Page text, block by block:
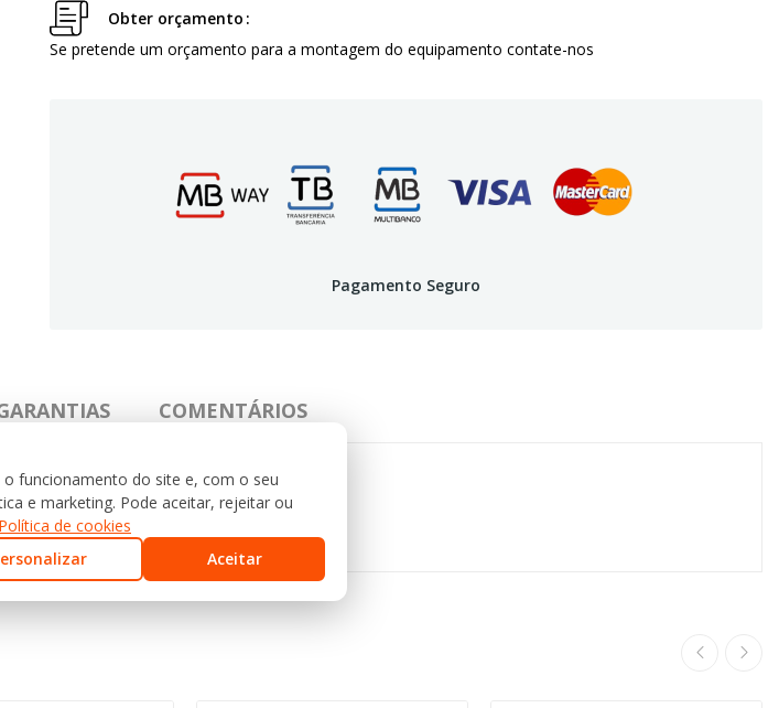
Obter orçamento
Se pretende um orçamento para a montagem do equipamento contate-nos
Pagamento Seguro
COMENTÁRIOS
funcionamento do site e, com o seu
e marketing. Pode aceitar, rejeitar ou
Política de cookies
Aceitar